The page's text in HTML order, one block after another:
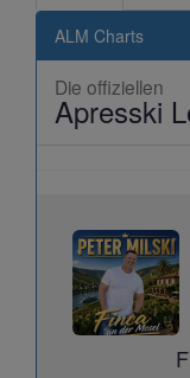
ALM Charts
Die offiziellen
Apresski